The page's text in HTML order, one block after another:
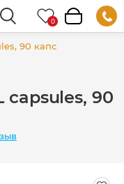
90 капс
capsules, 90